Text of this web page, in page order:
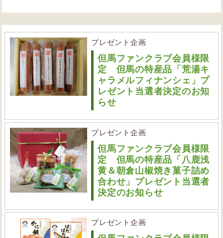
プレゼント企画
但馬ファンクラブ会員様限
定 但馬の特産品「荒湯キ
ャラメルフィナンシェ」プ
レゼント当選者決定のお知
らせ
プレゼント企画
但馬ファンクラブ会員様限
定 但馬の特産品「八鹿浅
黄＆朝倉山椒焼き菓子詰め
合わせ」プレゼント当選者
決定のお知らせ
プレゼント企画